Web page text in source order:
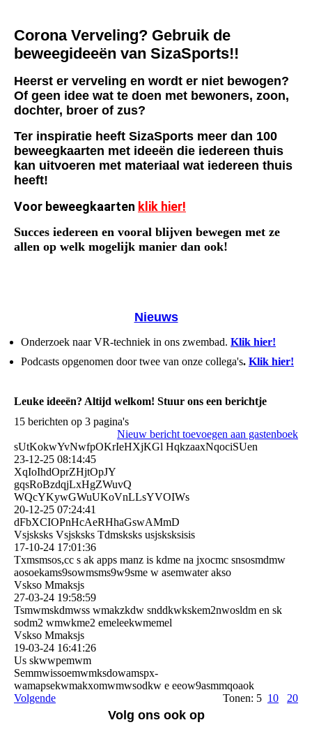
Corona Verveling? Gebruik de
beweegideeën van SizaSports!!
Heerst er verveling en wordt er niet bewogen?
Of geen idee wat te doen met bewoners, zoon,
dochter, broer of zus?
Ter inspiratie heeft SizaSports meer dan 100
beweegkaarten met ideeën die iedereen thuis
kan uitvoeren met materiaal wat iedereen thuis
heeft!
Voor beweegkaarten klik hier!
Succes iedereen en vooral blijven bewegen met ze
allen op welk mogelijk manier dan ook!
Nieuws
Onderzoek naar VR-techniek in ons zwembad. Klik hier!
Podcasts opgenomen door twee van onze collega's. Klik hier!
Leuke ideeën? Altijd welkom! Stuur ons een berichtje
15 berichten op 3 pagina's
Nieuw bericht toevoegen aan gastenboek
sUtKokwYvNwfpOKrIeHXjKGl HqkzaaxNqociSUen
23-12-25 08:14:45
XqIoIhdOprZHjtOpJY
gqsRoBzdqjLxHgZWuvQ
WQcYKywGWuUKoVnLLsYVOIWs
20-12-25 07:24:41
dFbXCIOPnHcAeRHhaGswAMm­D
Vsjsksks Vsjsksks Tdmsksks usjsksksisis
17-10-24 17:01:36
Txmsmsos,cc s ak apps manz is kdme na jxocmc snsosmdmw
aosoekams9sowmsms9w9sme w asemwater akso
Vskso Mmaksjs
27-03-24 19:58:59
Tsmwmskdmwss wmakzkdw snddkwkskem2nwosldm en sk
sodm2 wmwkme2 emeleekwmemel
Vskso Mmaksjs
19-03-24 16:41:26
Us skwwpemwm
Semmwissoemwmksdowamspx­
wamapsekwmakxomwmwsodkw e eeow9asmmqoaok
Volgende
Tonen: 5 10 20
Volg ons ook op